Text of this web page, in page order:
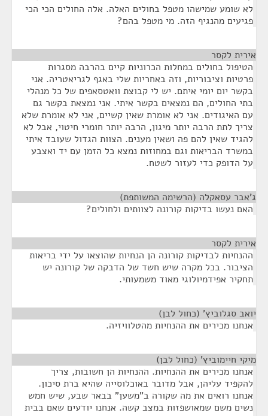
לא שומע שמישהו מטפל בחולים האלה. אלה החולים הכי הכי
פגיעים מהנגיף הזה. מי מטפל בהם?
אירית לקסר
הטיפול בחולים במחלות הכרוניות קיים בהרבה מסגרות
פרטיות וציבוריות, וזה באחריות שלי באגף לגריאטריה. אני
בקשר יום יומי איתם. יש לי קבוצת וואטסאפים של כל מנהלי
בתי החולים, הם נמצאים בקשר איתי. אני נמצאת בקשר גם
עם האיגודים. אני לא אומרת שאין קשיים, אני לא אומרת שלא
צריך לתת הרבה יותר מיגון, הרבה יותר חומרי חיטוי, אבל לא
להגיד שאין להם פה ושאין מענים. הצוות הגדול שעובד איתי
במשרד הבריאות וגם במחוזות נמצא כל הזמן עם יד ואצבע
על הדופק כדי לעזור לשטח.
ג'אבר עסאקלה (הרשימה המשותפת)
האם נעשו בדיקות קורונה לצוותים ולחולים?
אירית לקסר
ההנחיות לבדיקות קורונה הן הנחיות שהוצאו על ידי בריאות
הציבור. בכל מקרה שיש חשד של הדבקה של קורונה יש
תחקיר אפידמיולוגי מאוד משמעותי.
יואב סגלוביץ' (כחול לבן)
אנחנו מכירים את ההנחיות מהטלוויזיה.
מיקי חיימוביץ' (כחול לבן)
אנחנו מכירים את ההנחיות. ההנחיות הן חשובות, צריך
להקפיד עליהן, אבל מדובר באוכלוסייה שהיא ברת סיכון.
אנחנו רואים את מה שקורה ב"משען" בבאר שבע, שיש חמש
נשים משם שמאושפזות במצב קשה. אנחנו יודעים שאם בבית